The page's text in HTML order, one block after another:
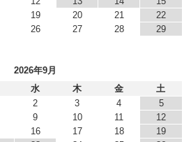
19 20 21
22
26 27 28
29
2026年9月
水 木 金
土
2 3 4
5
9 10 11
12
16 17 18
19